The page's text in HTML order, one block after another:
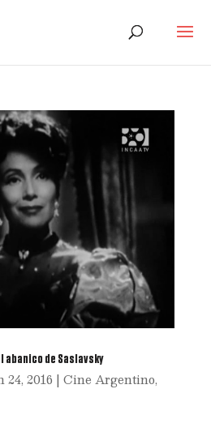
abanico de Saslavsky
24, 2016 | Cine Argentino,